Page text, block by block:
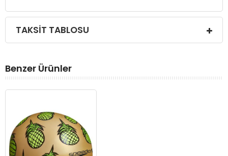
TAKSIT TABLOSU
Benzer Ürünler